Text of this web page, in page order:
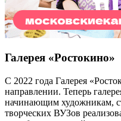
Галерея «Ростокино»
С 2022 года Галерея
направлении. Теперь
начинающим художникам,
творческих ВУЗов